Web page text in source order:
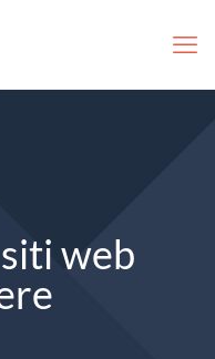
web